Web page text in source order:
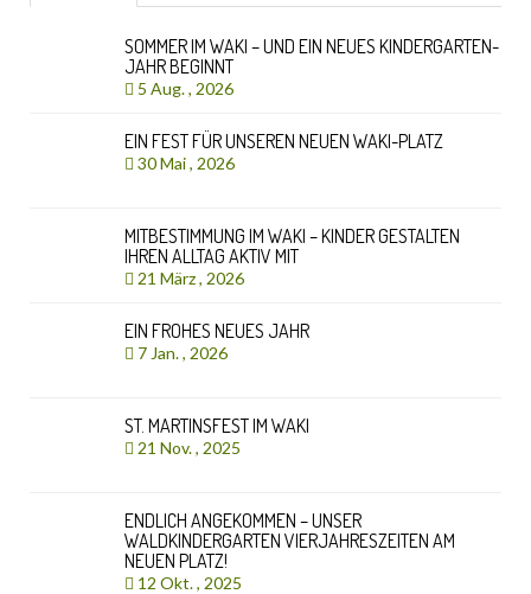
SOMMER IM WAKI – UND EIN NEUES KINDERGARTEN-
JAHR BEGINNT
5 Aug. , 2026
EIN FEST FÜR UNSEREN NEUEN WAKI-PLATZ
30 Mai , 2026
MITBESTIMMUNG IM WAKI – KINDER GESTALTEN
IHREN ALLTAG AKTIV MIT
21 März , 2026
EIN FROHES NEUES JAHR
7 Jan. , 2026
ST. MARTINSFEST IM WAKI
21 Nov. , 2025
ENDLICH ANGEKOMMEN – UNSER
WALDKINDERGARTEN VIERJAHRESZEITEN AM
NEUEN PLATZ!
12 Okt. , 2025